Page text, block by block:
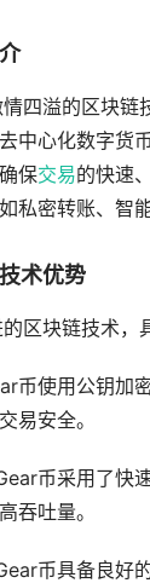
四溢的区块链
中心化数字货
保交易的快速
私密转账、智
术优势
区块链技术，
币使用公钥加
易安全。
币采用了快
吞吐量。
币具备良好